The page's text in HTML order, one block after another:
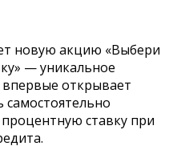
новую акцию «Выбери
— уникальное
открывает
ставку при